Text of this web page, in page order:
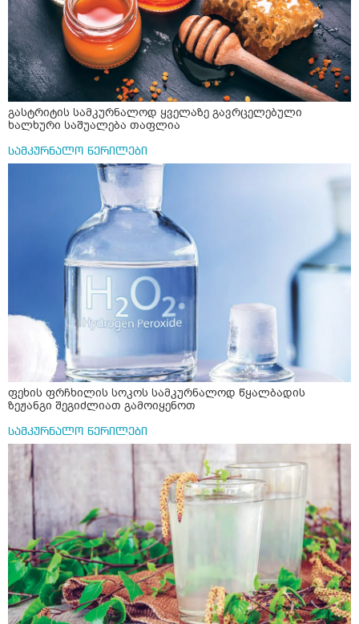
გასტრიტის სამკურნალოდ ყველაზე გავრცელებული
ხალხური საშუალება თაფლია
სამკურნალო წერილები
ფეხის ფრჩხილის სოკოს სამკურნალოდ წყალბადის
ზეჟანგი შეგიძლიათ გამოიყენოთ
სამკურნალო წერილები